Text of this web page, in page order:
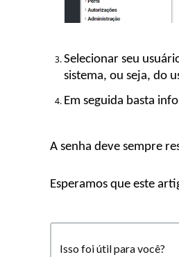
Selecionar seu
sistema, ou seja, do
Em seguida basta
A senha deve sempre
Esperamos que este
Isso foi útil para você?